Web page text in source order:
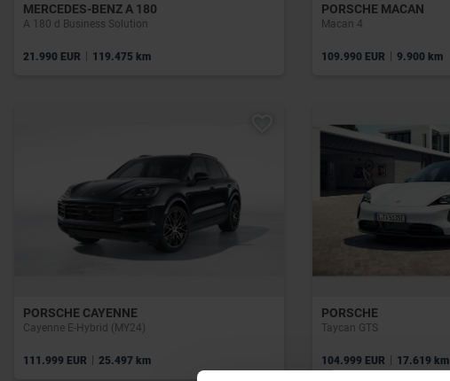
MERCEDES-BENZ A 180
A 180 d Business Solution
21.990 EUR | 119.475 km
PORSCHE MACAN
Macan 4
109.990 EUR | 9.900 km
PORSCHE CAYENNE
Cayenne E-Hybrid (MY24)
111.999 EUR | 25.497 km
PORSCHE
Taycan GTS
104.999 EUR | 17.619 km